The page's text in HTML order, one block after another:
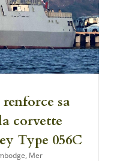
sa
corvette
Type 056C
, Mer